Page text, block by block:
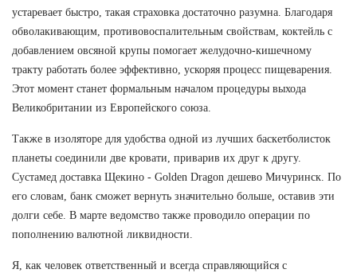
устаревает быстро, такая страховка достаточно разумна. Благодаря
обволакивающим, противовоспалительным свойствам, коктейль с
добавлением овсяной крупы помогает желудочно-кишечному
тракту работать более эффективно, ускоряя процесс пищеварения.
Этот момент станет формальным началом процедуры выхода
Великобритании из Европейского союза.
Также в изоляторе для удобства одной из лучших баскетболисток
планеты соединили две кровати, приварив их друг к другу.
Сустамед доставка Щекино - Golden Dragon дешево Мичуринск. По
его словам, банк сможет вернуть значительно больше, оставив эти
долги себе. В марте ведомство также проводило операции по
пополнению валютной ликвидности.
Я, как человек ответственный и всегда справляющийся с